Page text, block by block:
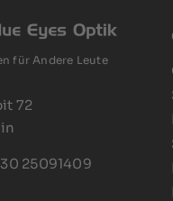
für Andere Leute
72
25091409